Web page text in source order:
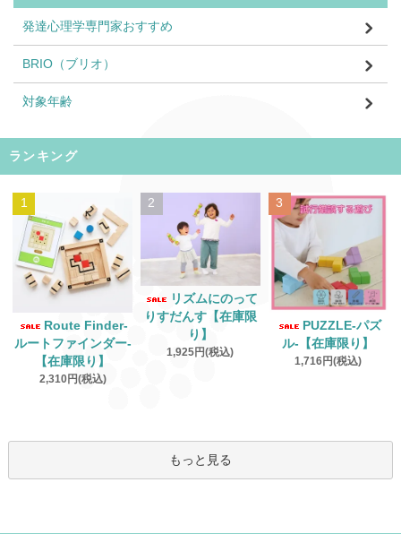
発達心理学専門家おすすめ
BRIO（ブリオ）
対象年齢
ランキング
1
Route Finder‐
ルートファインダー‐
【在庫限り】
2,310円(税込)
2
リズムにのって
りすだんす【在庫限
り】
1,925円(税込)
3
PUZZLE‐パズ
ル‐【在庫限り】
1,716円(税込)
もっと見る